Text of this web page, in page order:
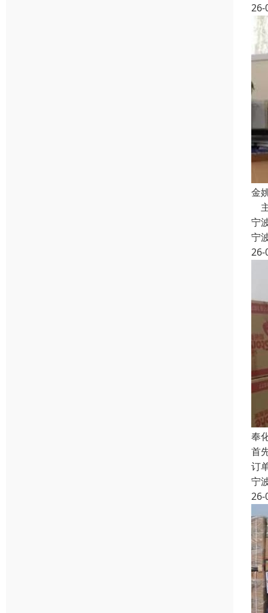
26-
金
宁
宁
26-
奉
首
订
宁
26-